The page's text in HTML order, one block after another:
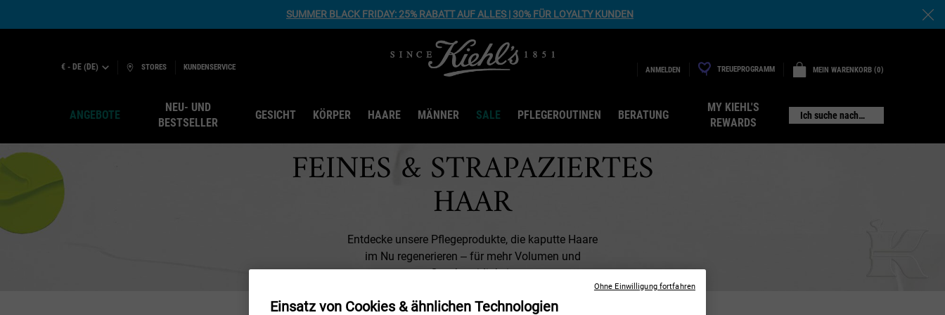
SUMMER BLACK FRIDAY: 25% RABATT AUF ALLES | 30% FÜR LOYALTY KUNDEN
€ - DE (DE) STORES KUNDENSERVICE ANMELDEN TREUEPROGRAMM MEIN WARENKORB 0
0 PRODUKT
ANGEBOTE
NEU- UND
BESTSELLER
GESICHT KÖRPER HAARE MÄNNER SALE PFLEGEROUTINEN BERATUNG
MY KIEHL'S
REWARDS
Ich suche nach…
FEINES & STRAPAZIERTES
HAAR
Entdecke unsere Pflegeprodukte, die kaputte Haare
im Nu regenerieren ‒ für mehr Volumen und
Geschmeidigkeit.
Einsatz von Cookies & ähnlichen Technologien
Ohne Einwilligung fortfahren